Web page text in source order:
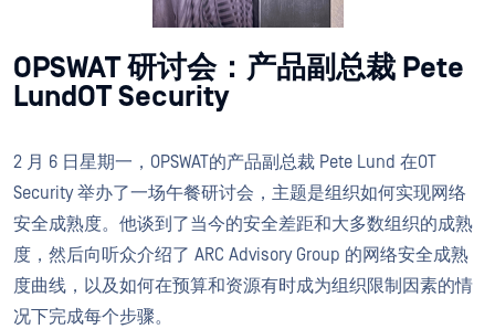
OPSWAT 研讨会：产品副总裁 Pete
LundOT Security
2 月 6 日星期一，OPSWAT的产品副总裁 Pete Lund 在OT
Security 举办了一场午餐研讨会，主题是组织如何实现网络
安全成熟度。他谈到了当今的安全差距和大多数组织的成熟
度，然后向听众介绍了 ARC Advisory Group 的网络安全成熟
度曲线，以及如何在预算和资源有时成为组织限制因素的情
况下完成每个步骤。